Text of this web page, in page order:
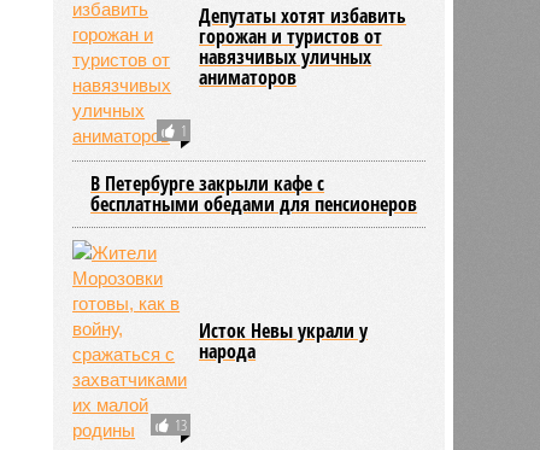
1
Депутаты хотят избавить
горожан и туристов от
навязчивых уличных
аниматоров
В Петербурге закрыли кафе с
бесплатными обедами для пенсионеров
13
Исток Невы украли у
народа